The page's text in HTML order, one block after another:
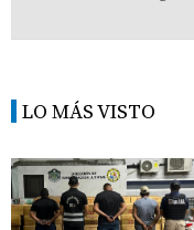
LO MÁS VISTO